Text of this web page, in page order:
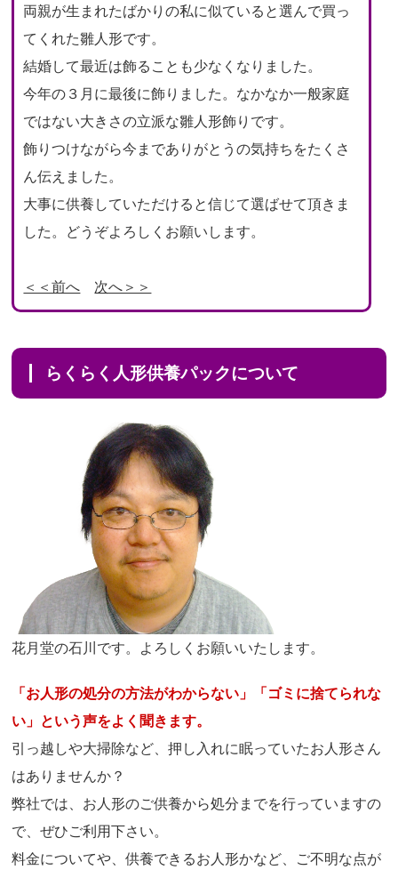
両親が生まれたばかりの私に似ていると選んで買っ
てくれた雛人形です。
結婚して最近は飾ることも少なくなりました。
今年の３月に最後に飾りました。なかなか一般家庭
ではない大きさの立派な雛人形飾りです。
飾りつけながら今までありがとうの気持ちをたくさ
ん伝えました。
大事に供養していただけると信じて選ばせて頂きま
した。どうぞよろしくお願いします。
＜＜前へ 次へ＞＞
らくらく人形供養パックについて
花月堂の石川です。よろしくお願いいたします。
「お人形の処分の方法がわからない」「ゴミに捨てられな
い」という声をよく聞きます。
引っ越しや大掃除など、押し入れに眠っていたお人形さん
はありませんか？
弊社では、お人形のご供養から処分までを行っていますの
で、ぜひご利用下さい。
料金についてや、供養できるお人形かなど、ご不明な点が